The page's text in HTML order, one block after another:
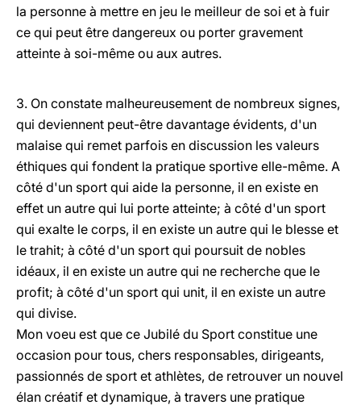
la personne à mettre en jeu le meilleur de soi et à fuir
ce qui peut être dangereux ou porter gravement
atteinte à soi-même ou aux autres.
3. On constate malheureusement de nombreux signes,
qui deviennent peut-être davantage évidents, d'un
malaise qui remet parfois en discussion les valeurs
éthiques qui fondent la pratique sportive elle-même. A
côté d'un sport qui aide la personne, il en existe en
effet un autre qui lui porte atteinte; à côté d'un sport
qui exalte le corps, il en existe un autre qui le blesse et
le trahit; à côté d'un sport qui poursuit de nobles
idéaux, il en existe un autre qui ne recherche que le
profit; à côté d'un sport qui unit, il en existe un autre
qui divise.
Mon voeu est que ce Jubilé du Sport constitue une
occasion pour tous, chers responsables, dirigeants,
passionnés de sport et athlètes, de retrouver un nouvel
élan créatif et dynamique, à travers une pratique